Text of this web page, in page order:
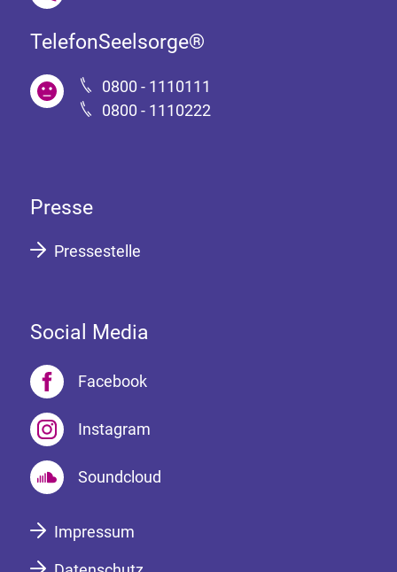
TelefonSeelsorge®
0800 - 1110111
0800 - 1110222
Presse
Pressestelle
Social Media
Facebook
Instagram
Soundcloud
Impressum